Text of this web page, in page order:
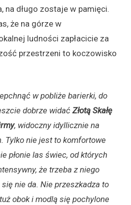
na długo zostaje w pamięci.
że na górze w
ludności zapłacicie za
przestrzeni to koczowisko
w pobliże barierki, do
dobrze widaćZłotą Skałę
, widoczny idyllicznie na
Tylko nie jest to komfortowe
płonie las świec, od których
że trzeba z niego
nie da. Nie przeszkadza to
obok i modlą się pochylone